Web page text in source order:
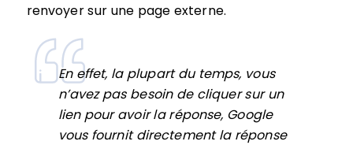
renvoyer sur une page externe.
En effet, la plupart du temps, vous
n’avez pas besoin de cliquer sur un
lien pour avoir la réponse, Google
vous fournit directement la réponse